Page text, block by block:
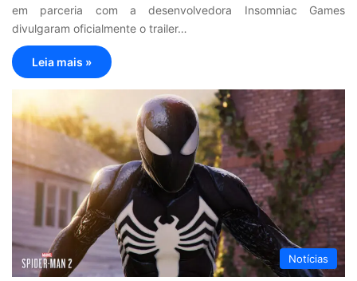
em parceria com a desenvolvedora Insomniac Games
divulgaram oficialmente o trailer…
Leia mais »
Notícias